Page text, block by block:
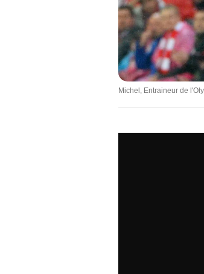
Michel, Entraineur de